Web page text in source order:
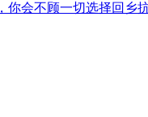
会不顾一切选择回乡